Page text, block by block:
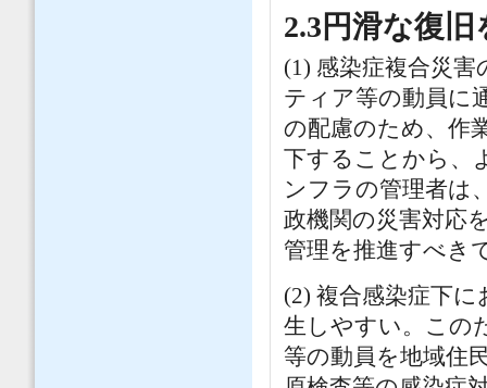
2.3円滑な復
(1) 感染症複合災
ティア等の動員に
の配慮のため、作
下することから、
ンフラの管理者は
政機関の災害対応
管理を推進すべき
(2) 複合感染症下
生しやすい。この
等の動員を地域住